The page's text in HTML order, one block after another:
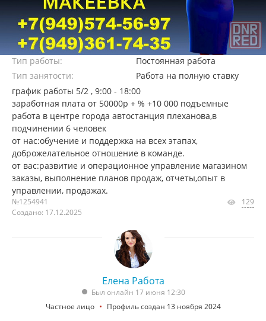
Тип работы:
Постоянная работа
Тип занятости:
Работа на полную ставку
график работы 5/2 , 9:00 - 18:00
заработная плата от 50000р + % +10 000 подъемные
работа в центре города автостанция плеханова,в
подчинении 6 человек
от нас:обучение и поддержка на всех этапах,
доброжелательное отношение в команде.
от вас:развитие и операционное управление магазином
заказы, выполнение планов продаж, отчеты,опыт в
управлении, продажах.
№1254941
Создано: 17.12.2025
129
Елена Работа
Был онлайн 17 июня 12:30
Частное лицо
Профиль создан 13 ноября 2024